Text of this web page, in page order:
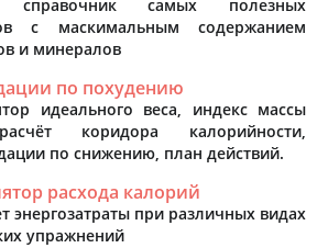
справочник самых полезных
с маскимальным содержанием
и минералов
по похудению
идеального веса, индекс массы
коридора калорийности,
по снижению, план действий.
расхода калорий
энергозатраты при различных видах
упражнений